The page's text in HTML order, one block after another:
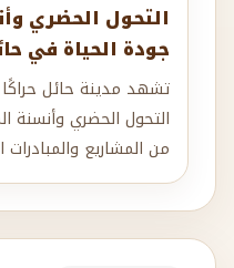
التحول الحضري
جودة الحياة في
تشهد مدينة حائل
التحول الحضري وأنسنة
من المشاريع والمبادرات